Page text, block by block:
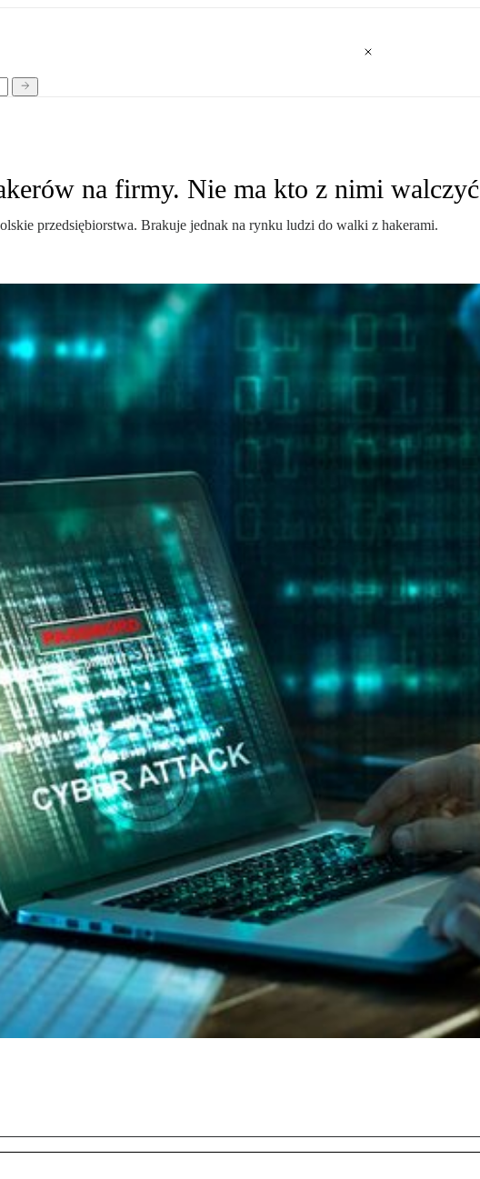
na firmy. Nie ma kto z nimi walczyć
przedsiębiorstwa. Brakuje jednak na rynku ludzi do walki z hakerami.